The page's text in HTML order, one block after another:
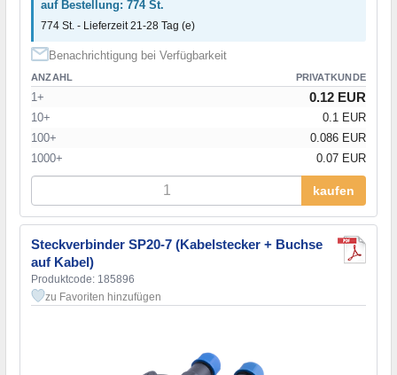
auf Bestellung: 774 St.
774 St. - Lieferzeit 21-28 Tag (e)
Benachrichtigung bei Verfügbarkeit
ANZAHL PRIVATKUNDE
1+ 0.12 EUR
10+
0.1 EUR
100+
0.086 EUR
1000+
0.07 EUR
kaufen
Steckverbinder SP20-7 (Kabelstecker + Buchse
auf Kabel)
Produktcode: 185896
zu Favoriten hinzufügen